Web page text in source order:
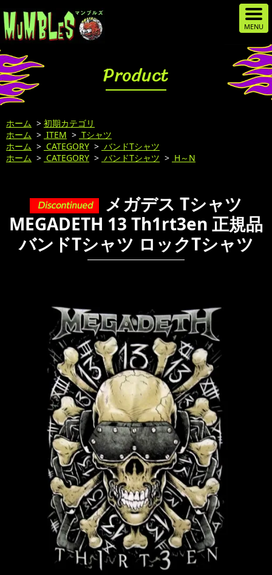
Product
ホーム > 初期カテゴリ
ホーム > ITEM > Tシャツ
ホーム > CATEGORY > バンドTシャツ
ホーム > CATEGORY > バンドTシャツ > H～N
メガデス Tシャツ
MEGADETH 13 Th1rt3en 正規品
バンドTシャツ ロックTシャツ